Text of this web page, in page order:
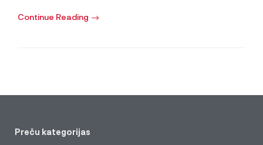
Continue Reading
Preču kategorijas